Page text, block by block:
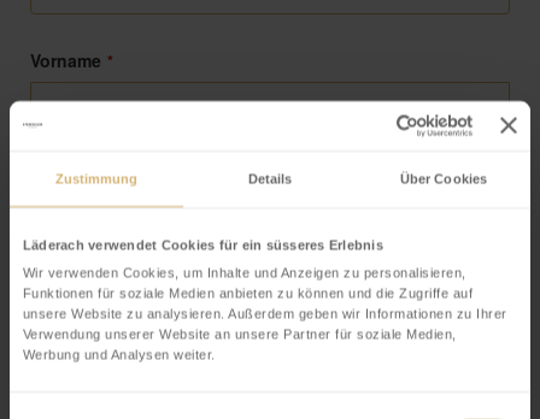
Zustimmung Details Über Cookies
Läderach verwendet Cookies für ein süsseres Erlebnis
Wir verwenden Cookies, um Inhalte und Anzeigen zu personalisieren,
Funktionen für soziale Medien anbieten zu können und die Zugriffe auf
unsere Website zu analysieren. Außerdem geben wir Informationen zu Ihrer
Verwendung unserer Website an unsere Partner für soziale Medien,
Werbung und Analysen weiter.
Business
Email *
Vorname *
Strasse
Nachname *